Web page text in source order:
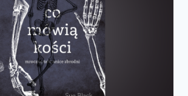
LUDZIE?